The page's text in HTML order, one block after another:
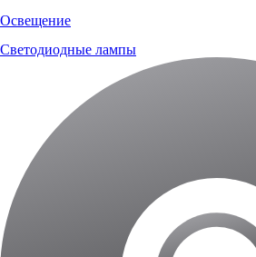
Освещение
Светодиодные лампы